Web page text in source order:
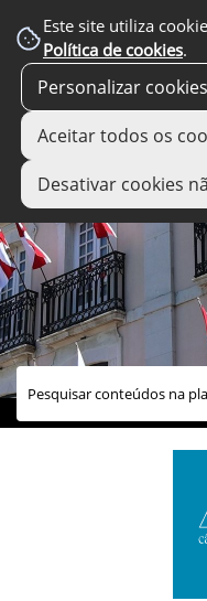
Este site utiliza
Política de cookies.
Personalizar cookies
Aceitar todos os
Desativar cookies
links úteis